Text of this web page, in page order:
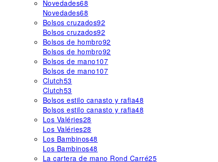
Novedades68
Novedades68
Bolsos cruzados92
Bolsos cruzados92
Bolsos de hombro92
Bolsos de hombro92
Bolsos de mano107
Bolsos de mano107
Clutch53
Clutch53
Bolsos estilo canasto y rafia48
Bolsos estilo canasto y rafia48
Los Valéries28
Los Valéries28
Los Bambinos48
Los Bambinos48
La cartera de mano Rond Carré25